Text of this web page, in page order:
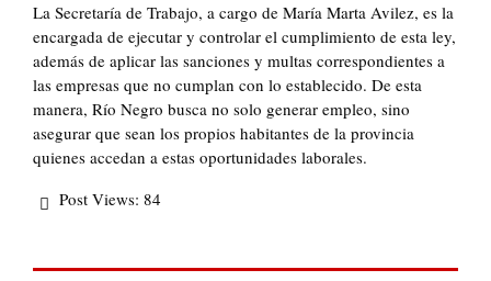
La Secretaría de Trabajo, a cargo de María Marta Avilez, es la
encargada de ejecutar y controlar el cumplimiento de esta ley,
además de aplicar las sanciones y multas correspondientes a
las empresas que no cumplan con lo establecido. De esta
manera, Río Negro busca no solo generar empleo, sino
asegurar que sean los propios habitantes de la provincia
quienes accedan a estas oportunidades laborales.
Post Views: 84